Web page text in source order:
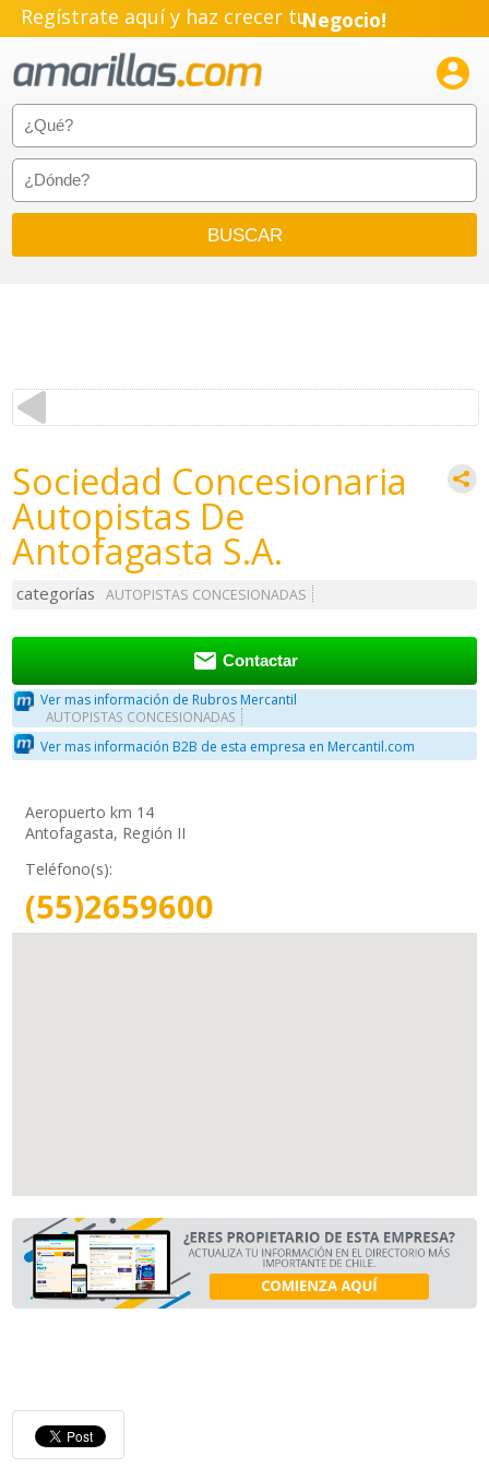
Regístrate aquí y haz crecer tuNegocio!
Emprendimiento!

Sociedad Concesionaria
Autopistas De
Antofagasta S.A.
categorías AUTOPISTAS CONCESIONADAS
 Contactar
Ver mas información de Rubros Mercantil
AUTOPISTAS CONCESIONADAS
Ver mas información B2B de esta empresa en Mercantil.com
Aeropuerto km 14
Antofagasta, Región II
Teléfono(s):
(55)2659600